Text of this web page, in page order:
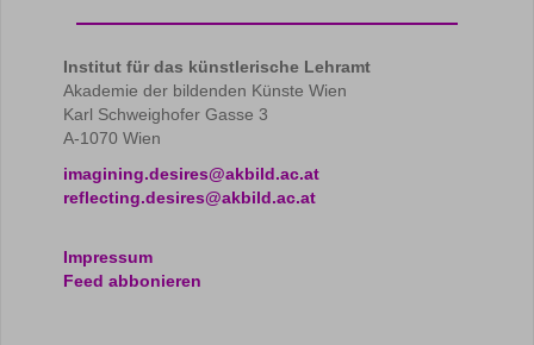
Institut für das künstlerische Lehramt
Akademie der bildenden Künste Wien
Karl Schweighofer Gasse 3
A-1070 Wien
imagining.desires@akbild.ac.at
reflecting.desires@akbild.ac.at
Impressum
Feed abbonieren